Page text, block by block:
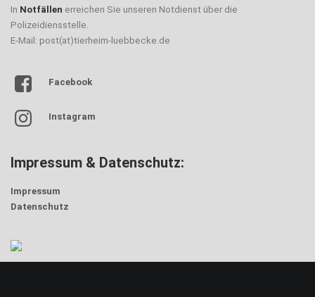
In Notfällen erreichen Sie unseren Notdienst über die
Polizeidiensstelle.
E-Mail: post(at)tierheim-luebbecke.de
Facebook
Instagram
Impressum & Datenschutz:
Impressum
Datenschutz